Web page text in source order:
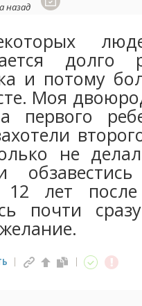
назад
долго
и потому
Моя
первого
не
12 лет
почти